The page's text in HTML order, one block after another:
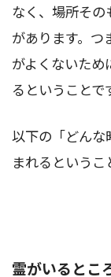
なく、場所そ
があります。つ
がよくないため
るということで
以下の「どん
まれるというこ
霊がいるとこ